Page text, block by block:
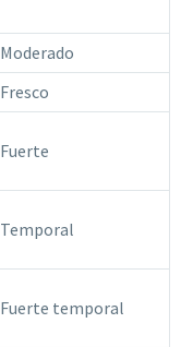
Moderado
Fresco
Fuerte
Temporal
Fuerte temporal